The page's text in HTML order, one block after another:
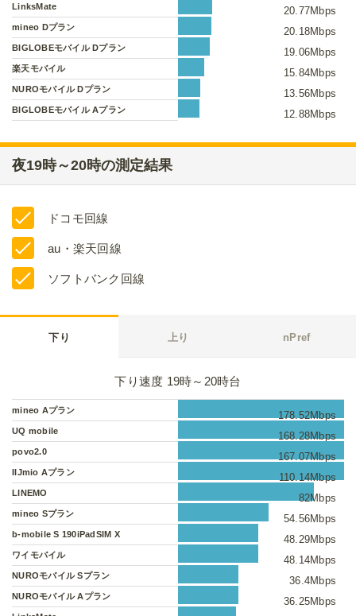
LinksMate 20.77Mbps
mineo Dプラン 20.18Mbps
BIGLOBEモバイル Dプラン 19.06Mbps
楽天モバイル 15.84Mbps
NUROモバイル Dプラン 13.56Mbps
BIGLOBEモバイル Aプラン 12.88Mbps
夜19時～20時の測定結果
ドコモ回線
au・楽天回線
ソフトバンク回線
下り 上り nPref
下り速度 19時～20時台
mineo Aプラン 178.52Mbps
UQ mobile 168.28Mbps
povo2.0 167.07Mbps
IIJmio Aプラン 110.14Mbps
LINEMO 82Mbps
mineo Sプラン 54.56Mbps
b-mobile S 190iPadSIM X 48.29Mbps
ワイモバイル 48.14Mbps
NUROモバイル Sプラン 36.4Mbps
NUROモバイル Aプラン 36.25Mbps